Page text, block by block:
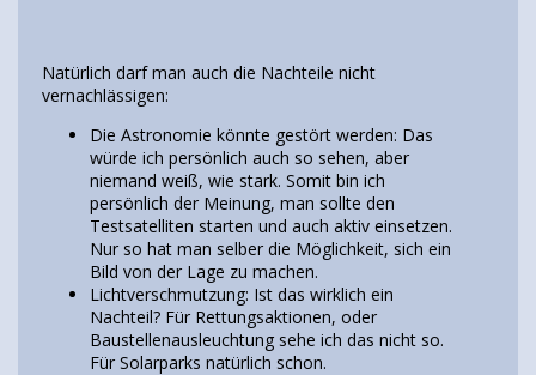
Natürlich darf man auch die Nachteile nicht
vernachlässigen:
Die Astronomie könnte gestört werden: Das
würde ich persönlich auch so sehen, aber
niemand weiß, wie stark. Somit bin ich
persönlich der Meinung, man sollte den
Testsatelliten starten und auch aktiv einsetzen.
Nur so hat man selber die Möglichkeit, sich ein
Bild von der Lage zu machen.
Lichtverschmutzung: Ist das wirklich ein
Nachteil? Für Rettungsaktionen, oder
Baustellenausleuchtung sehe ich das nicht so.
Für Solarparks natürlich schon.